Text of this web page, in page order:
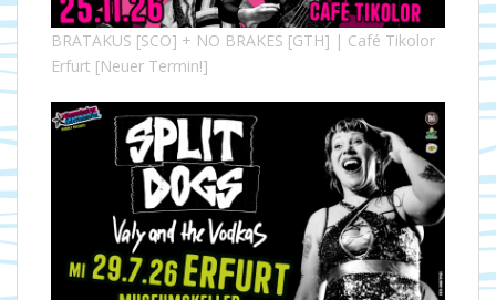
BRATAKUS [SCO] + NO BRAKES [GTH] | Café Tikolor
Erfurt [Neuer Termin!]